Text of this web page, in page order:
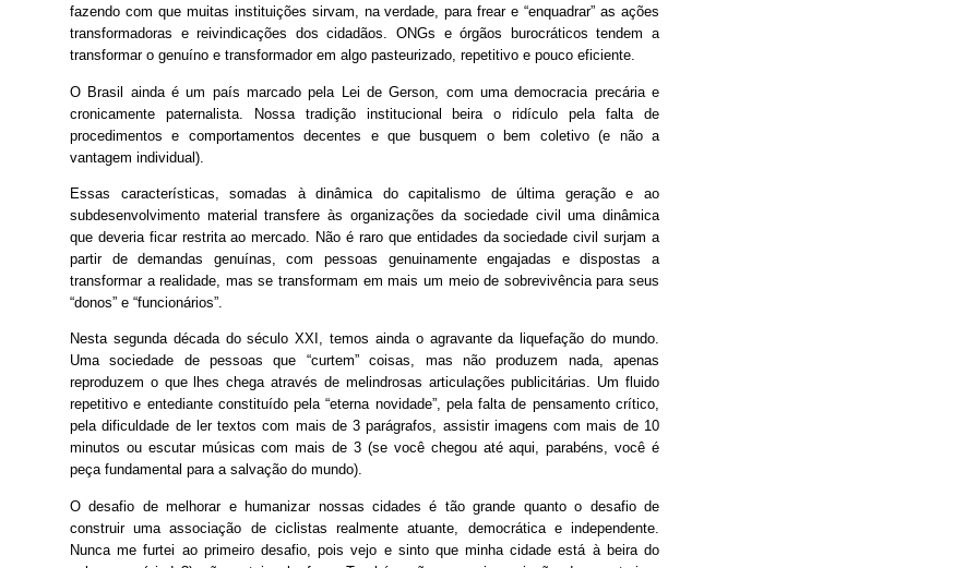
fazendo com que muitas instituições sirvam, na verdade, para frear e “enquadrar” as ações
transformadoras e reivindicações dos cidadãos. ONGs e órgãos burocráticos tendem a
transformar o genuíno e transformador em algo pasteurizado, repetitivo e pouco eficiente.
O Brasil ainda é um país marcado pela Lei de Gerson, com uma democracia precária e
cronicamente paternalista. Nossa tradição institucional beira o ridículo pela falta de
procedimentos e comportamentos decentes e que busquem o bem coletivo (e não a
vantagem individual).
Essas características, somadas à dinâmica do capitalismo de última geração e ao
subdesenvolvimento material transfere às organizações da sociedade civil uma dinâmica
que deveria ficar restrita ao mercado. Não é raro que entidades da sociedade civil surjam a
partir de demandas genuínas, com pessoas genuinamente engajadas e dispostas a
transformar a realidade, mas se transformam em mais um meio de sobrevivência para seus
“donos” e “funcionários”.
Nesta segunda década do século XXI, temos ainda o agravante da liquefação do mundo.
Uma sociedade de pessoas que “curtem” coisas, mas não produzem nada, apenas
reproduzem o que lhes chega através de melindrosas articulações publicitárias. Um fluido
repetitivo e entediante constituído pela “eterna novidade”, pela falta de pensamento crítico,
pela dificuldade de ler textos com mais de 3 parágrafos, assistir imagens com mais de 10
minutos ou escutar músicas com mais de 3 (se você chegou até aqui, parabéns, você é
peça fundamental para a salvação do mundo).
O desafio de melhorar e humanizar nossas cidades é tão grande quanto o desafio de
construir uma associação de ciclistas realmente atuante, democrática e independente.
Nunca me furtei ao primeiro desafio, pois vejo e sinto que minha cidade está à beira do